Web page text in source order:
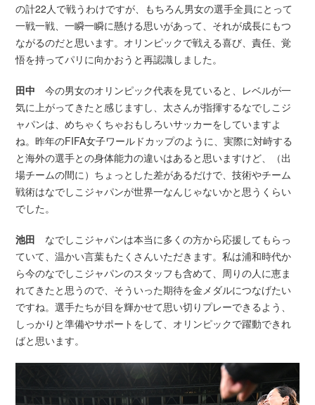
の計22人で戦うわけですが、もちろん男女の選手全員にとって
一戦一戦、一瞬一瞬に懸ける思いがあって、それが成長にもつ
ながるのだと思います。オリンピックで戦える喜び、責任、覚
悟を持ってパリに向かおうと再認識しました。
田中 今の男女のオリンピック代表を見ていると、レベルが一
気に上がってきたと感じますし、太さんが指揮するなでしこジ
ャパンは、めちゃくちゃおもしろいサッカーをしていますよ
ね。昨年のFIFA女子ワールドカップのように、実際に対峙する
と海外の選手との身体能力の違いはあると思いますけど、（出
場チームの間に）ちょっとした差があるだけで、技術やチーム
戦術はなでしこジャパンが世界一なんじゃないかと思うくらい
でした。
池田 なでしこジャパンは本当に多くの方から応援してもらっ
ていて、温かい言葉もたくさんいただきます。私は浦和時代か
ら今のなでしこジャパンのスタッフも含めて、周りの人に恵ま
れてきたと思うので、そういった期待を金メダルにつなげたい
ですね。選手たちが目を輝かせて思い切りプレーできるよう、
しっかりと準備やサポートをして、オリンピックで躍動できれ
ばと思います。